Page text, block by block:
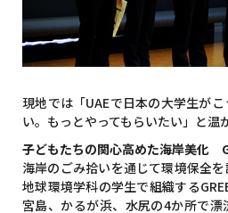
現地では「UAEで日本の大学生が
い。もっとやってもらいたい」と温
子どもたちの関心高めた海岸美化
海岸のごみ拾いを通じて環境保全を
地球環境学科の学生で組織する
宮島、かるが浜、水尻の4か所で